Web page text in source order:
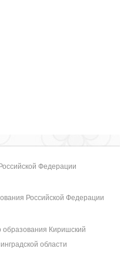
Федерации
Российской Федерации
Киришский
области